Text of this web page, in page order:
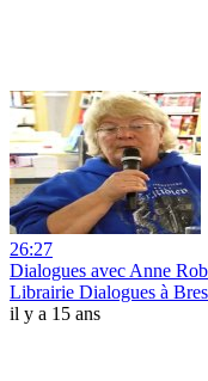
26:27
Dialogues avec Anne
Librairie Dialogues à
il y a 15 ans